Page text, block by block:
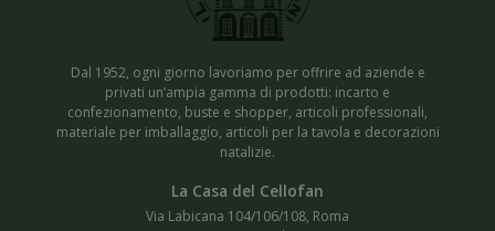
Dal 1952, ogni giorno lavoriamo per offrire ad aziende e
privati un’ampia gamma di prodotti: incarto e
confezionamento, buste e shopper, articoli professionali,
materiale per imballaggio, articoli per la tavola e decorazioni
natalizie.
Via Labicana 104/106/108, Roma